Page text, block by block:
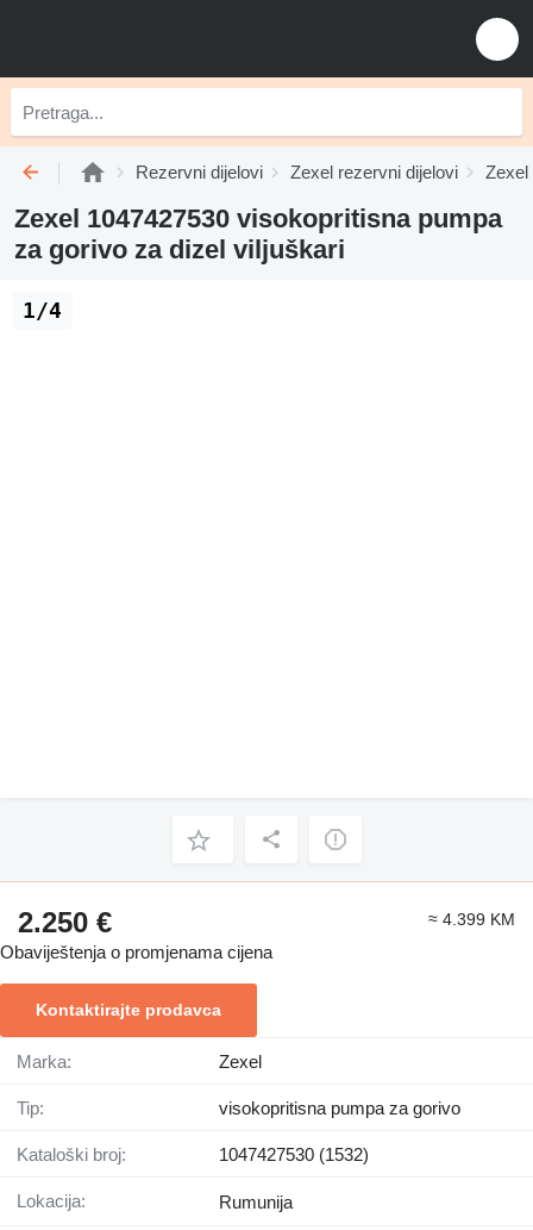
Rezervni dijelovi Zexel rezervni dijelovi Zexel
Zexel 1047427530 visokopritisna pumpa
za gorivo za dizel viljuškari
1/4
2.250 € ≈ 4.399 KM
Obaviještenja o promjenama cijena
Kontaktirajte prodavca
Marka: Zexel
Tip: visokopritisna pumpa za gorivo
Kataloški broj: 1047427530 (1532)
Lokacija: Rumunija